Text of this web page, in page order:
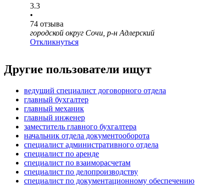
3.3
•
74 отзыва
городской округ Сочи, р-н Адлерский
Откликнуться
Другие пользователи ищут
ведущий специалист договорного отдела
главный бухгалтер
главный механик
главный инженер
заместитель главного бухгалтера
начальник отдела документооборота
специалист административного отдела
специалист по аренде
специалист по взаиморасчетам
специалист по делопроизводству
специалист по документационному обеспечению